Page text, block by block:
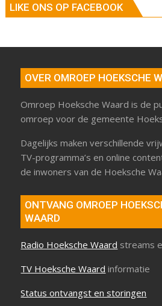
LIKE ONS OP FACEBOOK
OVER OMROEP HOEKSCHE
Omroep Hoeksche Waard is de
omroep voor de gemeente
Dagelijks maken verschillende
TV-programma’s en online
de inwoners van de Hoeksche
ONTVANG OMROEP
WAARD
Radio Hoeksche Waard streams
TV Hoeksche Waard informatie
Status ontvangst en storingen